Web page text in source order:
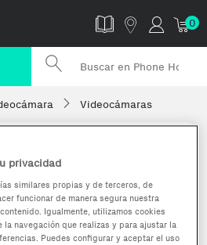
0
Videocámaras
privacidad
similares propias y de terceros, de
funcionar de manera segura nuestra
Igualmente, utilizamos cookies
navegación que realizas y para ajustar la
Puedes configurar y aceptar el uso